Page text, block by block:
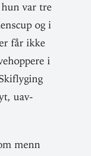
var tre
og i
får ikke
i
uav­
menn